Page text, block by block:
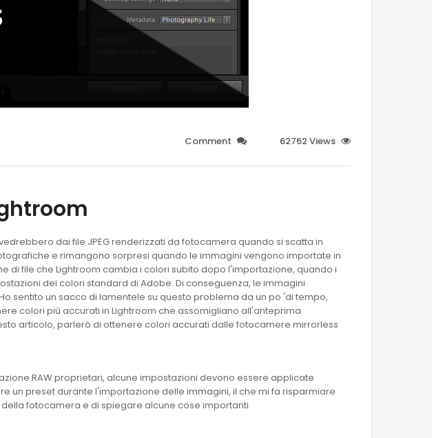
Comment 62762 Views
dai file JPEG renderizzati da fotocamera quando si scatta in
e rimangono sorpresi quando le immagini vengono importate in
di file che Lightroom cambia i colori subito dopo l'importazione, quando i
dei colori standard di Adobe. Di conseguenza, le immagini
sentito un sacco di lamentele su questo problema da un po 'di tempo,
colori più accurati in Lightroom che assomigliano all'anteprima
articolo, parlerò di ottenere colori accurati dalle fotocamere mirrorless
RAW proprietari, alcune impostazioni devono essere applicate
un preset durante l'importazione delle immagini, il che mi fa risparmiare
fotocamera e di spiegare alcune cose importanti.